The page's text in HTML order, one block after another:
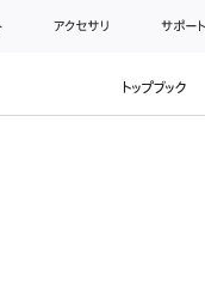
アクセサリ サポート
トップブック